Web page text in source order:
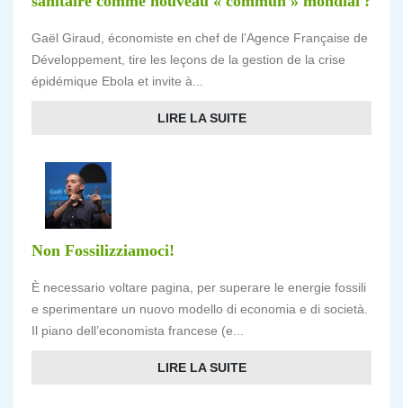
Gaël Giraud, économiste en chef de l’Agence Française de
Développement, tire les leçons de la gestion de la crise
épidémique Ebola et invite à...
LIRE LA SUITE
Non Fossilizziamoci!
È necessario voltare pagina, per superare le energie fossili
e sperimentare un nuovo modello di economia e di società.
Il piano dell’economista francese (e...
LIRE LA SUITE